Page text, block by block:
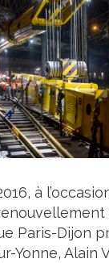
à
Paris-Dijon
Yonne, Alain